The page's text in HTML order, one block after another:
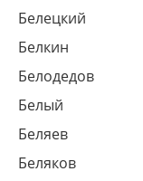
Белецкий
Белкин
Белодедов
Белый
Беляев
Беляков